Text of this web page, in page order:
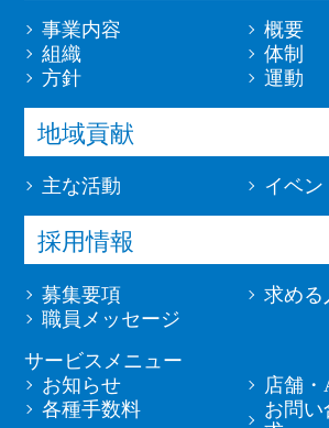
事業内容
概要
組織
体制
方針
運動
地域貢献
主な活動 イベン
採用情報
募集要項
求める
職員メッセージ
サービスメニュー
お知らせ
店舗・
各種手数料
お問